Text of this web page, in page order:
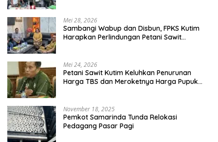
Mei 28, 2026
Sambangi Wabup dan Disbun, FPKS Kutim
Harapkan Perlindungan Petani Sawit
Mei 24, 2026
Petani Sawit Kutim Keluhkan Penurunan
Harga TBS dan Meroketnya Harga Pupuk
November 18, 2025
Pemkot Samarinda Tunda Relokasi
Pedagang Pasar Pagi